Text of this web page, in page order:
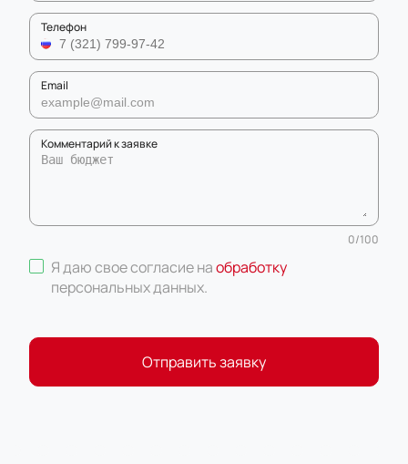
Телефон
Email
Комментарий к заявке
0/100
Я даю свое согласие наобработку
персональных данных.
Отправить заявку